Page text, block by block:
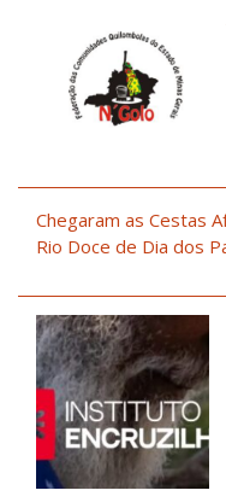
Chegaram as Cestas
Rio Doce de Dia dos